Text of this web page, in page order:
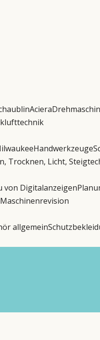
Aciera
Handwerkzeuge
Trocknen, Licht,
von Digitalanzeigen
Maschinenrevision
allgemein